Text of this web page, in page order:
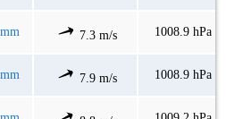
7.3 m/s 1008.9 hPa
7.9 m/s 1008.9 hPa